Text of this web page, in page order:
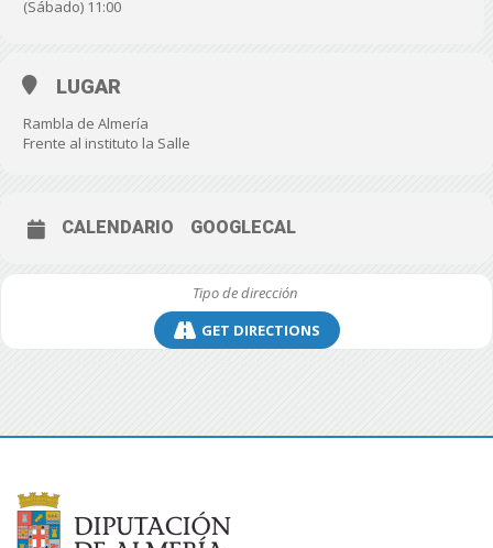
(Sábado) 11:00
LUGAR
Rambla de Almería
Frente al instituto la Salle
CALENDARIO GOOGLECAL
GET DIRECTIONS